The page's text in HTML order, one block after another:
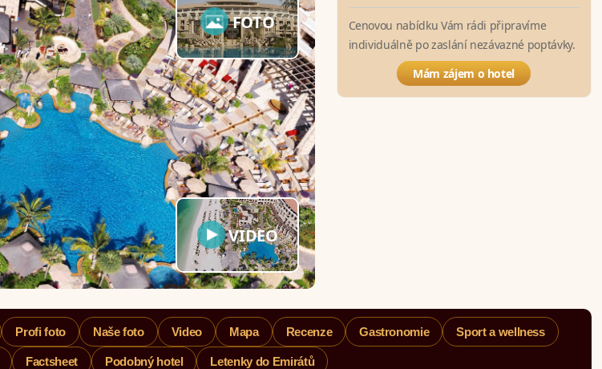
FOTO
VIDEO
Cenovou nabídku Vám rádi připravíme
individuálně po zaslání nezávazné poptávky.
Mám zájem o hotel
Profi foto Naše foto Video Mapa Recenze Gastronomie Sport a wellness
Factsheet Podobný hotel Letenky do Emirátů